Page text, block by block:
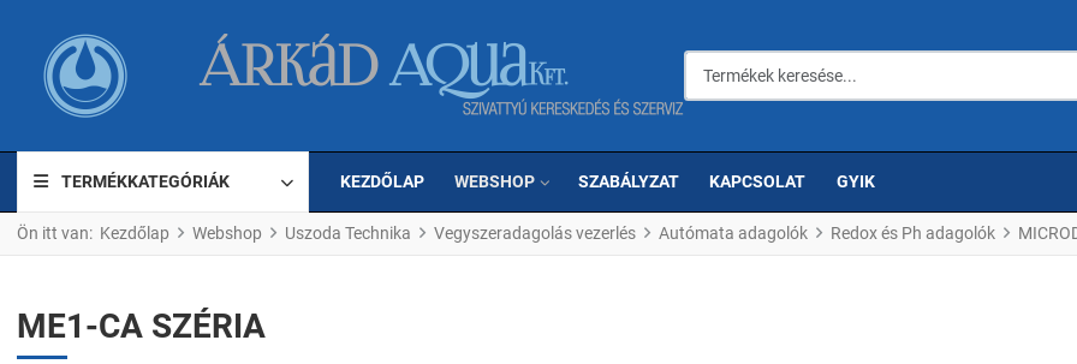
TERMÉKKATEGÓRIÁK KEZDŐLAP WEBSHOP SZABÁLYZAT KAPCSOLAT GYIK
Ön itt van: Kezdőlap Webshop Uszoda Technika Vegyszeradagolás vezerlés Autómata adagolók Redox és Ph adagolók
ME1-CA SZÉRIA